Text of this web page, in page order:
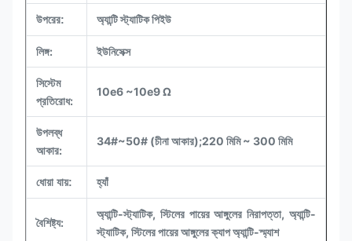
উপরের: অ্যান্টি স্ট্যাটিক পিইউ
লিঙ্গ: ইউনিসেক্স
সিস্টেম
প্রতিরোধ:
10e6 ~10e9 Ω
উপলব্ধ
আকার:
34#~50# (চীনা আকার);220 মিমি ~ 300 মিমি
ধোয়া যায়: হ্যাঁ
বৈশিষ্ট্য:
অ্যান্টি-স্ট্যাটিক, স্টিলের পায়ের আঙ্গুলের নিরাপত্তা, অ্যান্টি-
স্ট্যাটিক, স্টিলের পায়ের আঙ্গুলের ক্যাপ অ্যান্টি-স্ম্যাশ